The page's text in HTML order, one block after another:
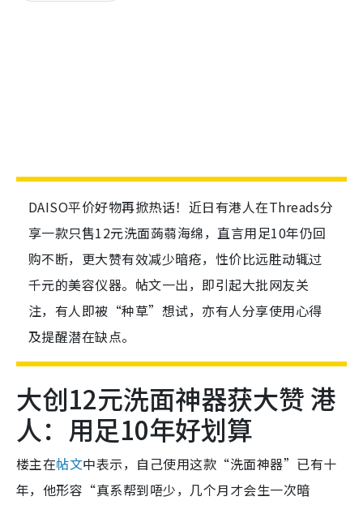
DAISO平价好物再掀热话！近日有港人在Threads分
享一款只售12元洗面蒟蒻海绵，直言用足10年仍回
购不断，更大赞有效减少暗疮，性价比远胜动辄过
千元的美容仪器。帖文一出，即引起大批网友关
注，有人即被“种草”想试，亦有人分享使用心得
及提醒潜在缺点。
大创12元洗面神器获大赞 港
人：用足10年好划算
楼主在帖文中表示，自己使用这款“洗面神器”已有十
年，他形容“真系帮到唔少，几个月才会生一次暗